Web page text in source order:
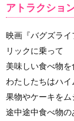
アトラクショ
映画『バグズラ
リックに乗って
美味しい食べ物を
わたしたちはハ
果物やケーキをム
途中途中食べ物